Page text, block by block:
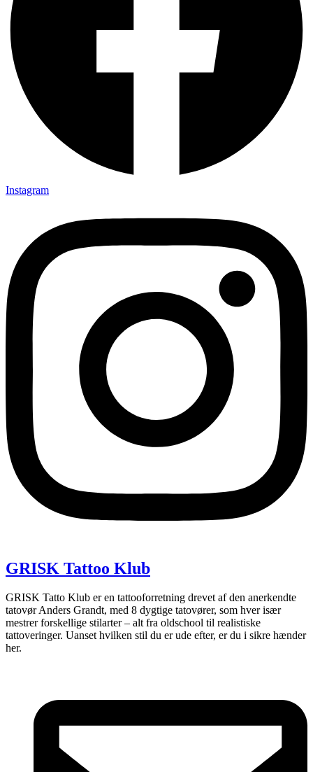
Instagram
GRISK Tattoo Klub
GRISK Tatto Klub er en tattooforretning drevet af den anerkendte
tatovør Anders Grandt, med 8 dygtige tatovører, som hver især
mestrer forskellige stilarter – alt fra oldschool til realistiske
tattoveringer. Uanset hvilken stil du er ude efter, er du i sikre hænder
her.